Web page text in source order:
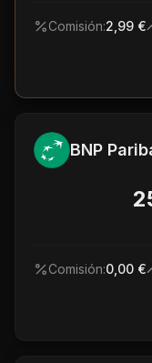
Comisión:2,99 €
BNP
Comisión:0,00 €